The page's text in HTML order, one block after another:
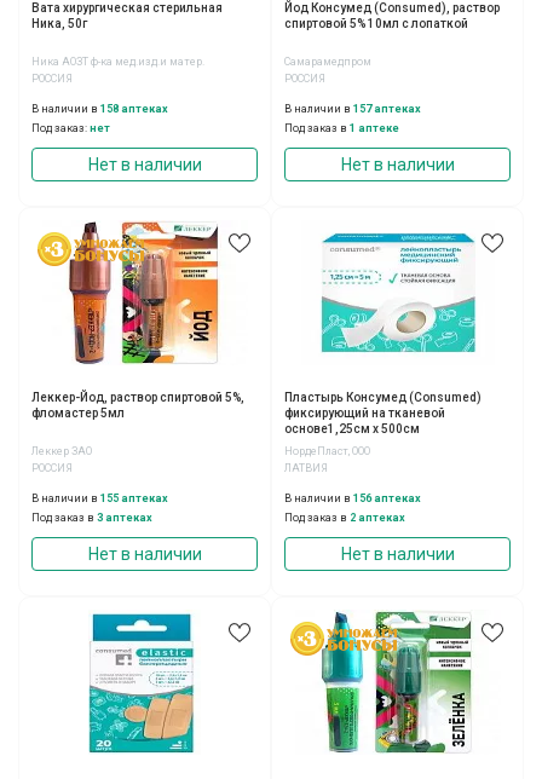
Вата хирургическая стерильная
Ника, 50г
Ника АОЗТ ф-ка мед.изд.и матер.
РОССИЯ
В наличии в 158 аптеках
Под заказ: нет
Нет в наличии
Йод Консумед (Consumed), раствор
спиртовой 5% 10мл с лопаткой
Самарамедпром
РОССИЯ
В наличии в 157 аптеках
Под заказ в 1 аптеке
Нет в наличии
Леккер-Йод, раствор спиртовой 5%,
фломастер 5мл
Леккер ЗАО
РОССИЯ
В наличии в 155 аптеках
Под заказ в 3 аптеках
Нет в наличии
Пластырь Консумед (Consumed)
фиксирующий на тканевой
основе1,25см х 500см
НордеПласт, ООО
ЛАТВИЯ
В наличии в 156 аптеках
Под заказ в 2 аптеках
Нет в наличии